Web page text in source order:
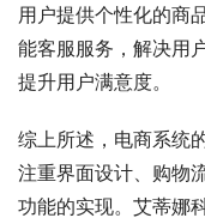
用户提供个性化的商
能客服服务，解决用
提升用户满意度。
综上所述，电商系统
注重界面设计、购物
功能的实现。艾蒂娜